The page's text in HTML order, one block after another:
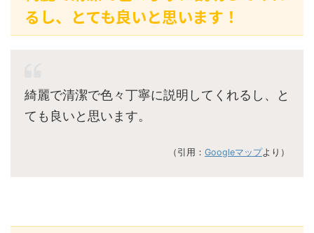
るし、とても良いと思います！
綺麗で清潔で色々丁寧に説明してくれるし、と
ても良いと思います。
（引用： Googleマップより）